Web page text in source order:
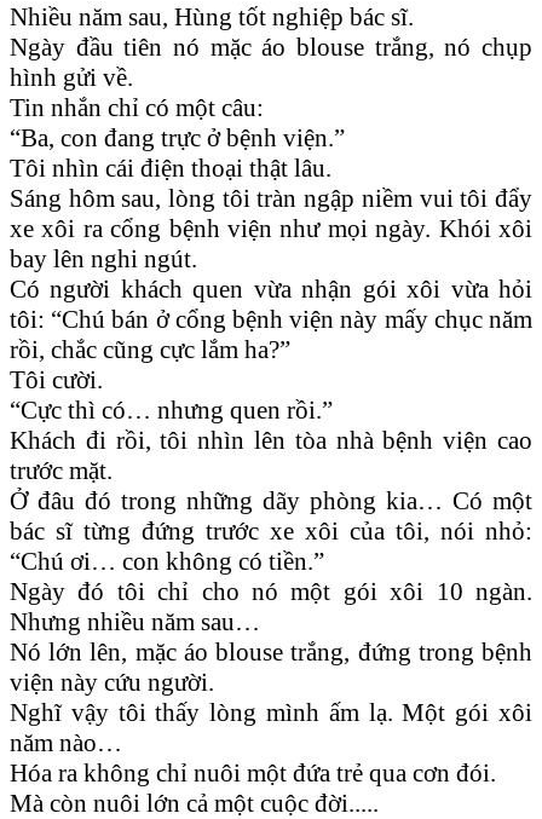
Nhiều năm sau, Hùng tốt nghiệp bác sĩ.
Ngày đầu tiên nó mặc áo blouse trắng, nó chụp
hình gửi về.
Tin nhắn chỉ có một câu:
“Ba, con đang trực ở bệnh viện.”
Tôi nhìn cái điện thoại thật lâu.
Sáng hôm sau, lòng tôi tràn ngập niềm vui tôi đẩy
xe xôi ra cổng bệnh viện như mọi ngày. Khói xôi
bay lên nghi ngút.
Có người khách quen vừa nhận gói xôi vừa hỏi
tôi: “Chú bán ở cổng bệnh viện này mấy chục năm
rồi, chắc cũng cực lắm ha?”
Tôi cười.
“Cực thì có… nhưng quen rồi.”
Khách đi rồi, tôi nhìn lên tòa nhà bệnh viện cao
trước mặt.
Ở đâu đó trong những dãy phòng kia… Có một
bác sĩ từng đứng trước xe xôi của tôi, nói nhỏ:
“Chú ơi… con không có tiền.”
Ngày đó tôi chỉ cho nó một gói xôi 10 ngàn.
Nhưng nhiều năm sau…
Nó lớn lên, mặc áo blouse trắng, đứng trong bệnh
viện này cứu người.
Nghĩ vậy tôi thấy lòng mình ấm lạ. Một gói xôi
năm nào…
Hóa ra không chỉ nuôi một đứa trẻ qua cơn đói.
Mà còn nuôi lớn cả một cuộc đời.....